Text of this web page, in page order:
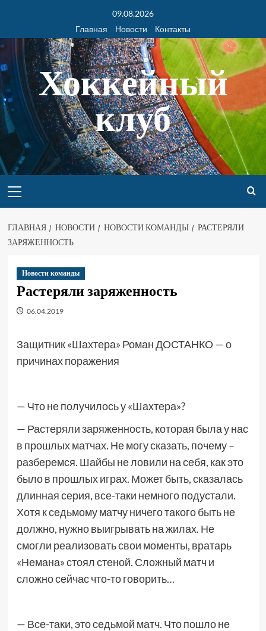
09.08.2026
Главная
Новости Контакты
Хоккейный
клуб
ГЛАВНАЯ НОВОСТИ НОВОСТИ КОМАНДЫ
РАСТЕРЯЛИ
ЗАРЯЖЕННОСТЬ
Новости команды
Растеряли заряженность
06.04.2019
Защитник «Шахтера» Роман ДОСТАНКО — о
причинах поражения
— Что не получилось у «Шахтера»?
— Растеряли заряженность, которая была у нас
в прошлых матчах. Не могу сказать, почему –
разберемся. Шайбы не ловили на себя, как это
было в прошлых играх. Может быть, сказалась
длинная серия, все-таки немного подустали.
Хотя к седьмому матчу ничего такого быть не
должно, нужно выигрывать на жилах. Не
смогли реализовать свои моменты, вратарь
«Немана» стоял стеной. Сложный матч и
сложно сейчас что-то говорить…
— Все-таки, это седьмой матч. Что пошло не